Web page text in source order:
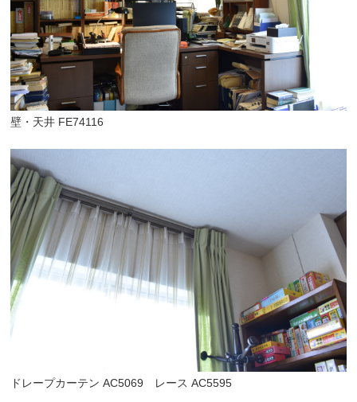
壁・天井 FE74116
ドレープカーテン AC5069 レース AC5595